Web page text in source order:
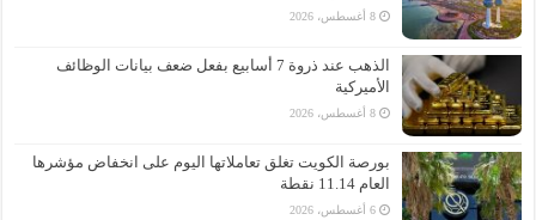
8 أغسطس، 2026
الذهب عند ذروة 7 أسابيع بفعل ضعف بيانات الوظائف
الأميركية
8 أغسطس، 2026
بورصة الكويت تغلق تعاملاتها اليوم على انخفاض مؤشرها
العام 11.14 نقطة
6 أغسطس، 2026